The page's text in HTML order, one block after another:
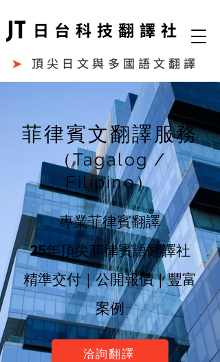
➤ 頂尖日文與多國語文翻譯
日台科技翻譯社
菲律賓文翻譯服務
（Tagalog /
Filipino）
專業菲律賓翻譯
25年頂尖菲律賓語翻譯社
精準交付｜公開報價｜豐富
案例
洽詢翻譯